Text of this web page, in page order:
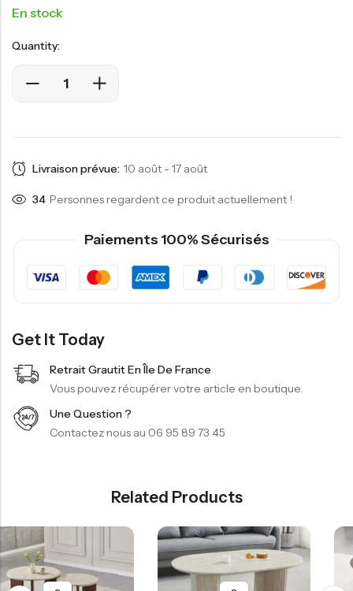
En stock
Quantity:
Livraison prévue: 10 août - 17 août
34 Personnes regardent ce produit actuellement !
Paiements 100% Sécurisés
Get It Today
Retrait Grautit En Île De France
Vous pouvez récupérer votre article en boutique.
Une Question ?
Contactez nous au 06 95 89 73 45
Related Products